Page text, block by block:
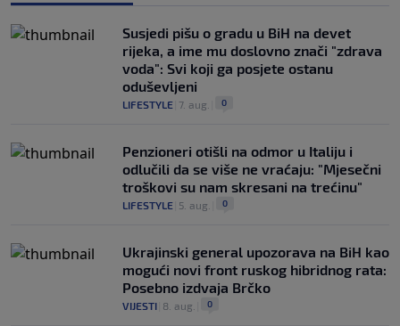
Susjedi pišu o gradu u BiH na devet
rijeka, a ime mu doslovno znači "zdrava
voda": Svi koji ga posjete ostanu
oduševljeni
LIFESTYLE 7. aug. 0
Penzioneri otišli na odmor u Italiju i
odlučili da se više ne vraćaju: "Mjesečni
troškovi su nam skresani na trećinu"
LIFESTYLE 5. aug. 0
Ukrajinski general upozorava na BiH kao
mogući novi front ruskog hibridnog rata:
Posebno izdvaja Brčko
VIJESTI 8. aug. 0